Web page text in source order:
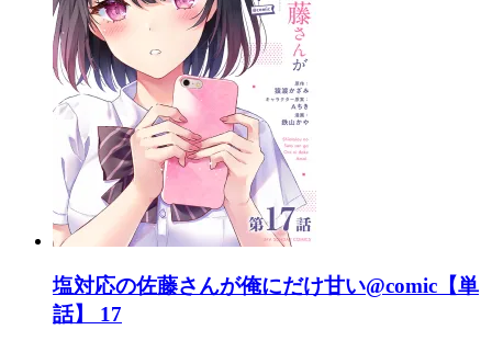
塩対応の佐藤さんが俺にだけ甘い@comic【単
話】 17